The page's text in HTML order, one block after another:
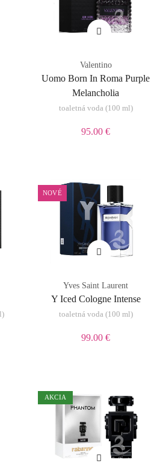
Valentino
Uomo Born In Roma Purple
Melancholia
toaletná voda (100 ml)
95.00 €
NOVÉ
Yves Saint Laurent
Y Iced Cologne Intense
toaletná voda (100 ml)
99.00 €
AKCIA